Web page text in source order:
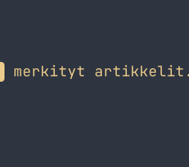
merkityt artikkelit.